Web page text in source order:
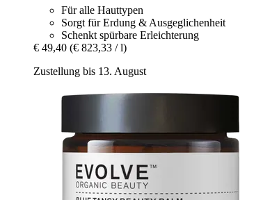
Für alle Hauttypen
Sorgt für Erdung & Ausgeglichenheit
Schenkt spürbare Erleichterung
€ 49,40 (€ 823,33 / l)
Zustellung bis 13. August